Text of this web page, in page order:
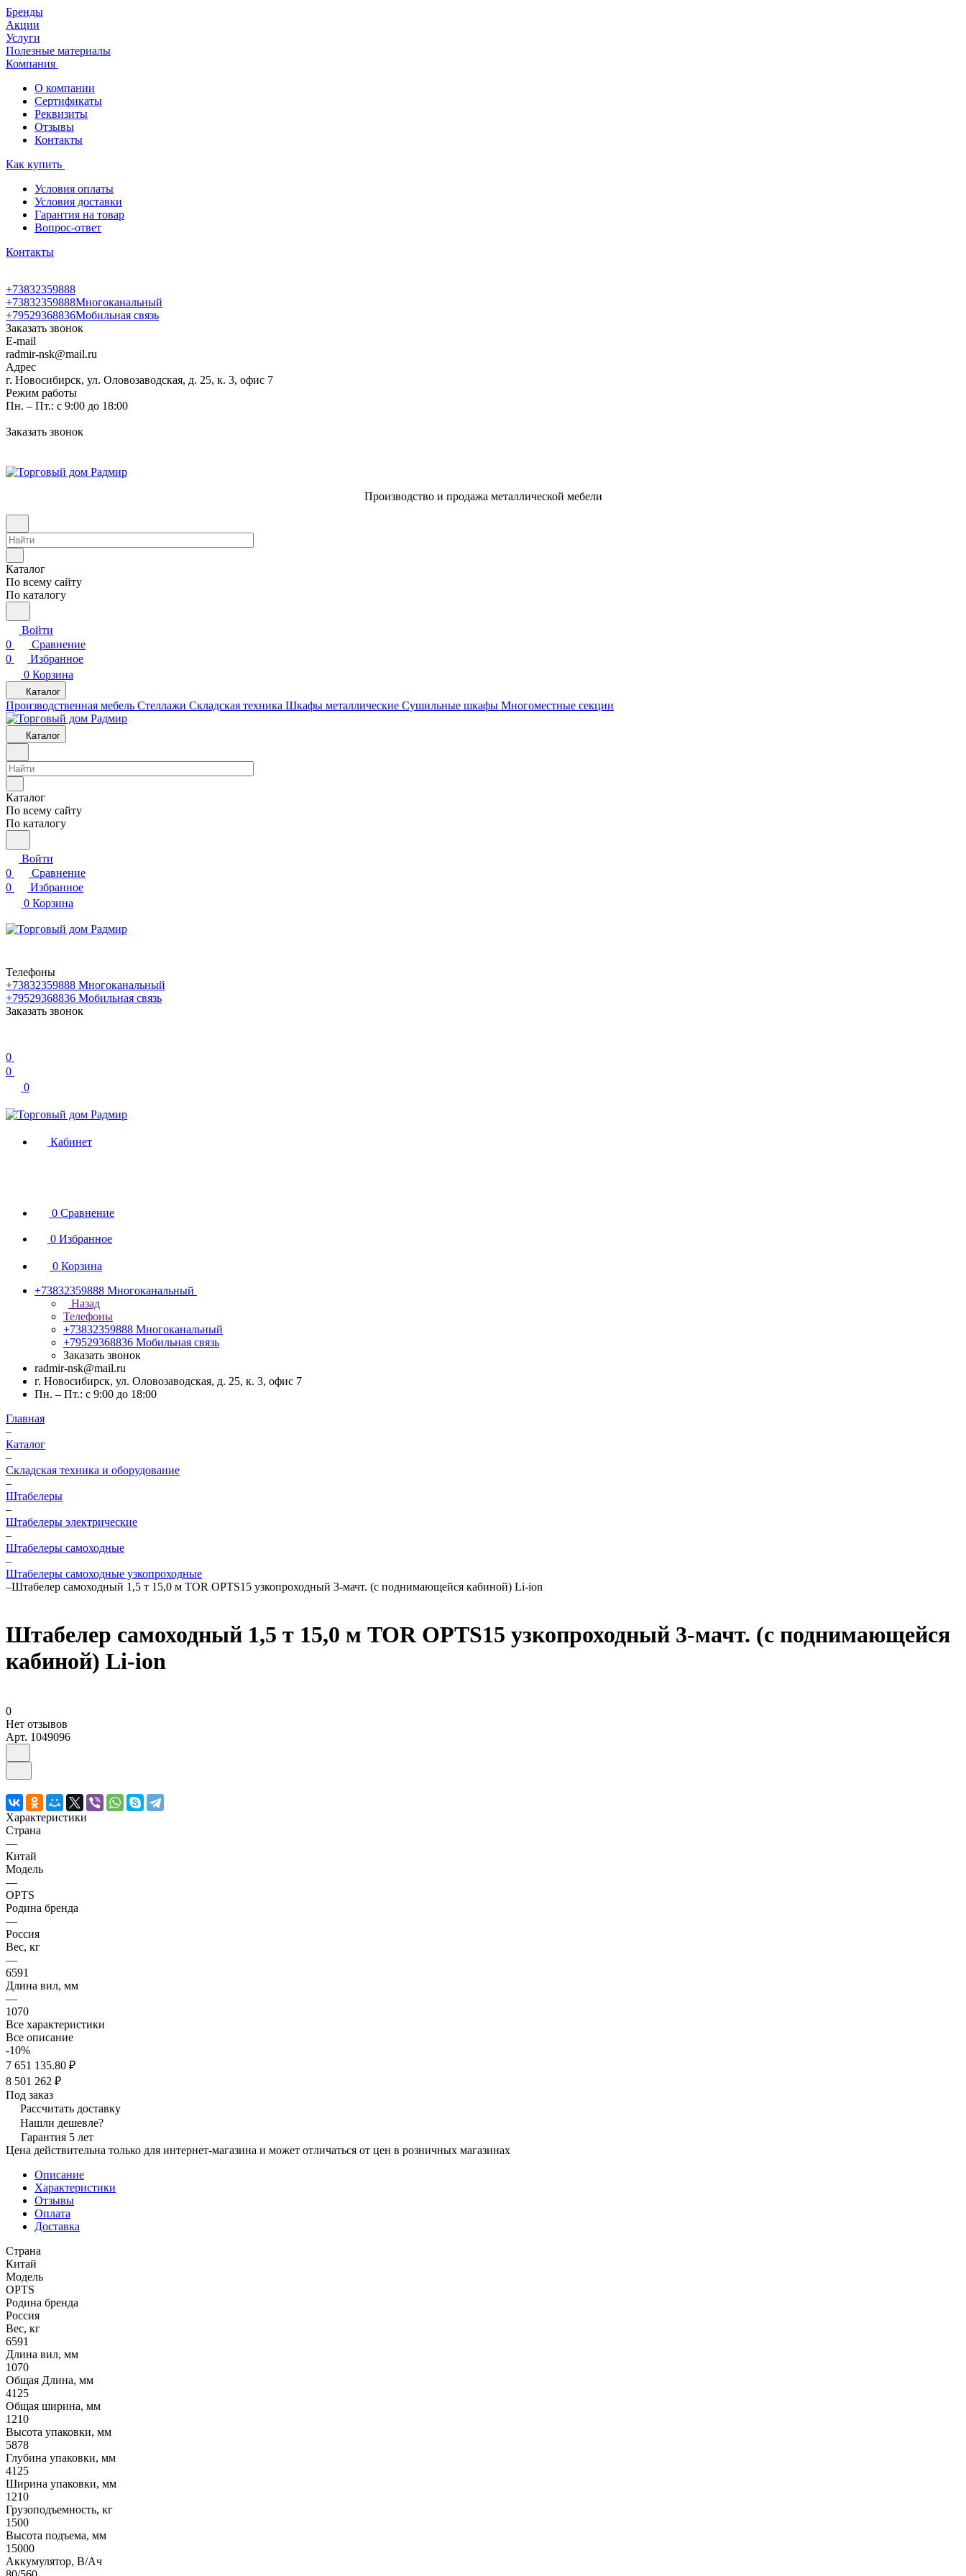
Бренды
Акции
Услуги
Полезные материалы
Компания
О компании
Сертификаты
Реквизиты
Отзывы
Контакты
Как купить
Условия оплаты
Условия доставки
Гарантия на товар
Вопрос-ответ
Контакты
+73832359888
+73832359888Многоканальный
+79529368836Мобильная связь
Заказать звонок
E-mail
radmir-nsk@mail.ru
Адрес
г. Новосибирск, ул. Оловозаводская, д. 25, к. 3, офис 7
Режим работы
Пн. – Пт.: с 9:00 до 18:00
Заказать звонок
Производство и продажа металлической мебели
Каталог
По всему сайту
По каталогу
Войти
0
Сравнение
0
Избранное
0 Корзина
Каталог
Производственная мебель Cтеллажи Складская техника Шкафы металлические Cушильные шкафы Многоместные секции
Каталог
Каталог
По всему сайту
По каталогу
Войти
0
Сравнение
0
Избранное
0 Корзина
Телефоны
+73832359888 Многоканальный
+79529368836 Мобильная связь
Заказать звонок
0
0
0
Кабинет
0 Сравнение
0 Избранное
0 Корзина
+73832359888 Многоканальный
Назад
Телефоны
+73832359888 Многоканальный
+79529368836 Мобильная связь
Заказать звонок
radmir-nsk@mail.ru
г. Новосибирск, ул. Оловозаводская, д. 25, к. 3, офис 7
Пн. – Пт.: с 9:00 до 18:00
Главная
–
Каталог
–
Складская техника и оборудование
–
Штабелеры
–
Штабелеры электрические
–
Штабелеры самоходные
–
Штабелеры самоходные узкопроходные
–Штабелер самоходный 1,5 т 15,0 м TOR OPTS15 узкопроходный 3-мачт. (с поднимающейся кабиной) Li-ion
Штабелер самоходный 1,5 т 15,0 м TOR OPTS15 узкопроходный 3-мачт. (с поднимающейся
кабиной) Li-ion
0
Нет отзывов
Арт. 1049096
Характеристики
Страна
—
Китай
Модель
—
OPTS
Родина бренда
—
Россия
Вес, кг
—
6591
Длина вил, мм
—
1070
Все характеристики
Все описание
-10%
7 651 135.80 ₽
8 501 262 ₽
Под заказ
Рассчитать доставку
Нашли дешевле?
Гарантия 5 лет
Цена действительна только для интернет-магазина и может отличаться от цен в розничных магазинах
Описание
Характеристики
Отзывы
Оплата
Доставка
Страна
Китай
Модель
OPTS
Родина бренда
Россия
Вес, кг
6591
Длина вил, мм
1070
Общая Длина, мм
4125
Общая ширина, мм
1210
Высота упаковки, мм
5878
Глубина упаковки, мм
4125
Ширина упаковки, мм
1210
Грузоподъемность, кг
1500
Высота подъема, мм
15000
Аккумулятор, В/Ач